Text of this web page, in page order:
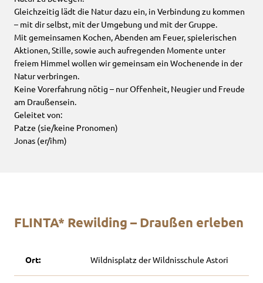
Gleichzeitig lädt die Natur dazu ein, in Verbindung zu kommen
– mit dir selbst, mit der Umgebung und mit der Gruppe.
Mit gemeinsamen Kochen, Abenden am Feuer, spielerischen
Aktionen, Stille, sowie auch aufregenden Momente unter
freiem Himmel wollen wir gemeinsam ein Wochenende in der
Natur verbringen.
Keine Vorerfahrung nötig – nur Offenheit, Neugier und Freude
am Draußensein.
Geleitet von:
Patze (sie/keine Pronomen)
Jonas (er/ihm)
FLINTA* Rewilding – Draußen erleben
Ort: Wildnisplatz der Wildnisschule Astori